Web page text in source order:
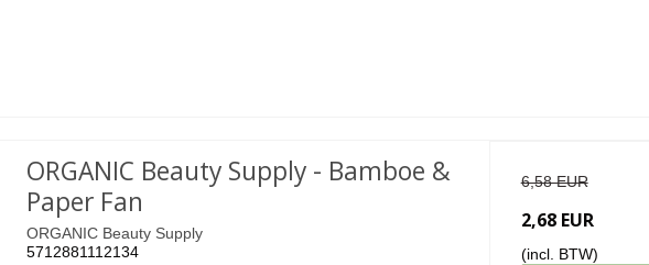
ORGANIC Beauty Supply - Bamboe &
Paper Fan
ORGANIC Beauty Supply
5712881112134
6,58 EUR
2,68 EUR
(incl. BTW)